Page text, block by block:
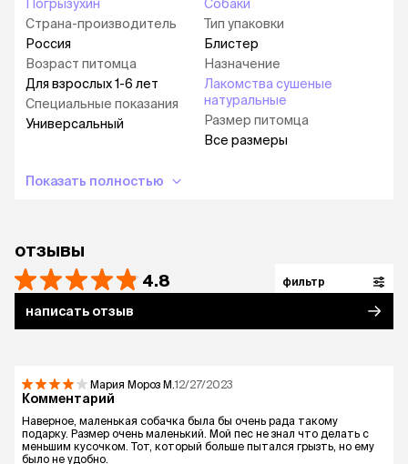
Погрызухин
Страна-производитель
Россия
Возраст питомца
Для взрослых 1-6 лет
Специальные показания
Универсальный
Собаки
Тип упаковки
Блистер
Назначение
Лакомства сушеные
натуральные
Размер питомца
Все размеры
Показать полностью
отзывы
4.8 фильтр
написать отзыв
Мария Мороз М.12/27/2023
Комментарий
Наверное, маленькая собачка была бы очень рада такому
подарку. Размер очень маленький. Мой пес не знал что делать с
меньшим кусочком. Тот, который больше пытался грызть, но ему
было не удобно.